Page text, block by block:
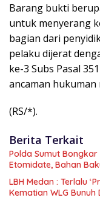
Barang bukti
untuk menyerang
bagian dari
pelaku dijerat
ke-3 Subs Pasal
ancaman hukuman
(RS/*).
Berita Terkait
Polda Sumut
Etomidate, Bahan
LBH Medan : Terlalu
Kematian WLG Bunuh